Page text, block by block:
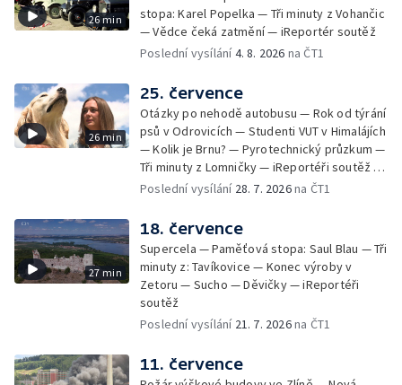
26 min
stopa: Karel Popelka — Tři minuty z Vohančic
— Vědce čeká zatmění — iReportér soutěž
Poslední vysílání4. 8. 2026 na ČT1
26 min
25. července
Otázky po nehodě autobusu — Rok od týrání
psů v Odrovicích — Studenti VUT v Himalájích
— Kolik je Brnu? — Pyrotechnický průzkum —
Tři minuty z Lomničky — iReportéři soutěž —
Bez komentáře: Kontroly na NOvých Mlýnech
Poslední vysílání 28. 7. 2026na ČT1
27 min
18. července
Supercela — Paměťová stopa: Saul Blau — Tři
minuty z: Tavíkovice — Konec výroby v
Zetoru — Sucho — Děvičky — iReportéři
soutěž
Poslední vysílání 21. 7. 2026na ČT1
11. července